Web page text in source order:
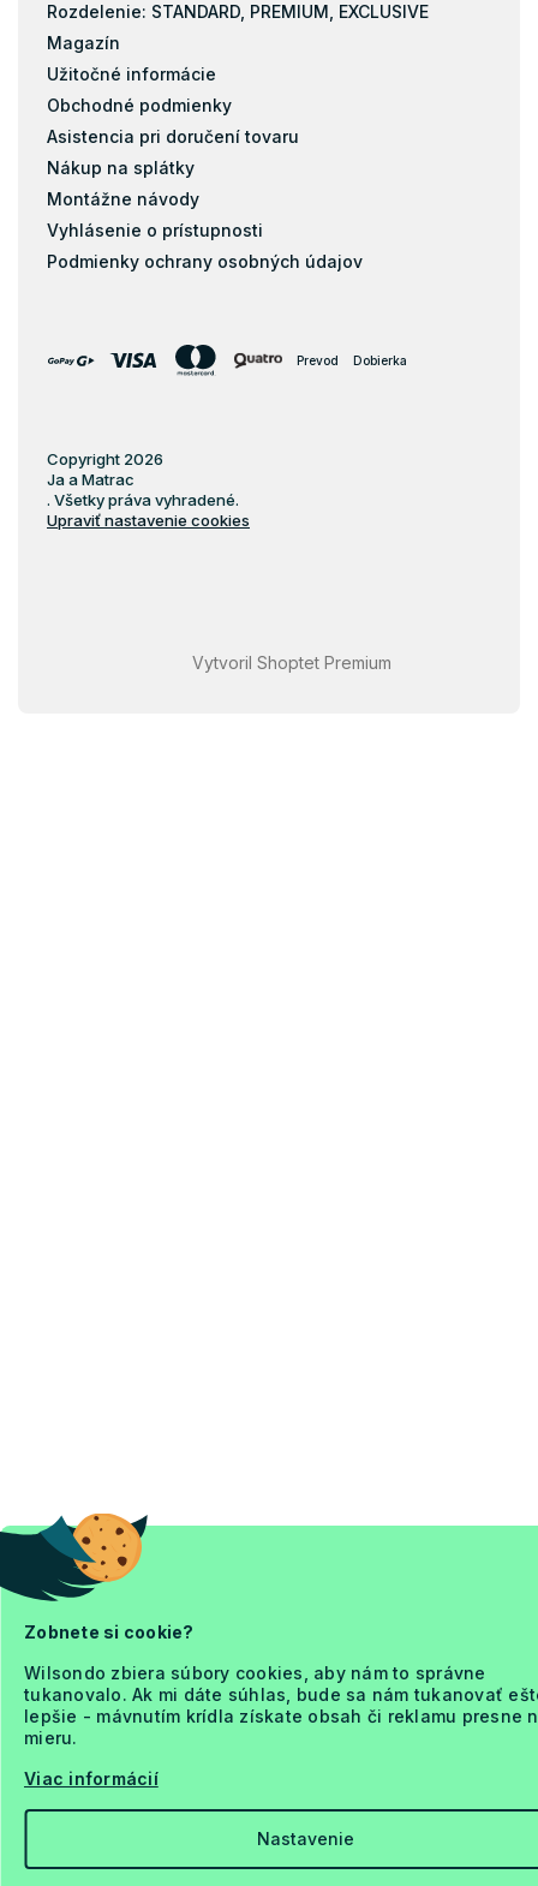
Zobnete si cookie?
Wilsondo zbiera súbory cookies, aby nám to správne
tukanovalo. Ak mi dáte súhlas, bude sa nám tukanovať
lepšie - mávnutím krídla získate obsah či reklamu presne
mieru.
Viac informácií
Nastavenie
Rozdelenie: STANDARD, PREMIUM, EXCLUSIVE
Magazín
Užitočné informácie
Obchodné podmienky
Asistencia pri doručení tovaru
Nákup na splátky
Montážne návody
Vyhlásenie o prístupnosti
Podmienky ochrany osobných údajov
Prevod Dobierka
Vytvoril Shoptet Premium
Copyright 2026
Ja a Matrac
. Všetky práva vyhradené.
Upraviť nastavenie cookies